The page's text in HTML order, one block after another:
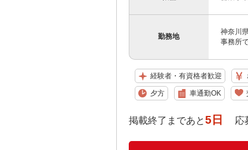
勤務地
神奈川
事務所で
経験者・有資格者歓迎
夕方 車通勤OK
掲載終了まであと5日 応